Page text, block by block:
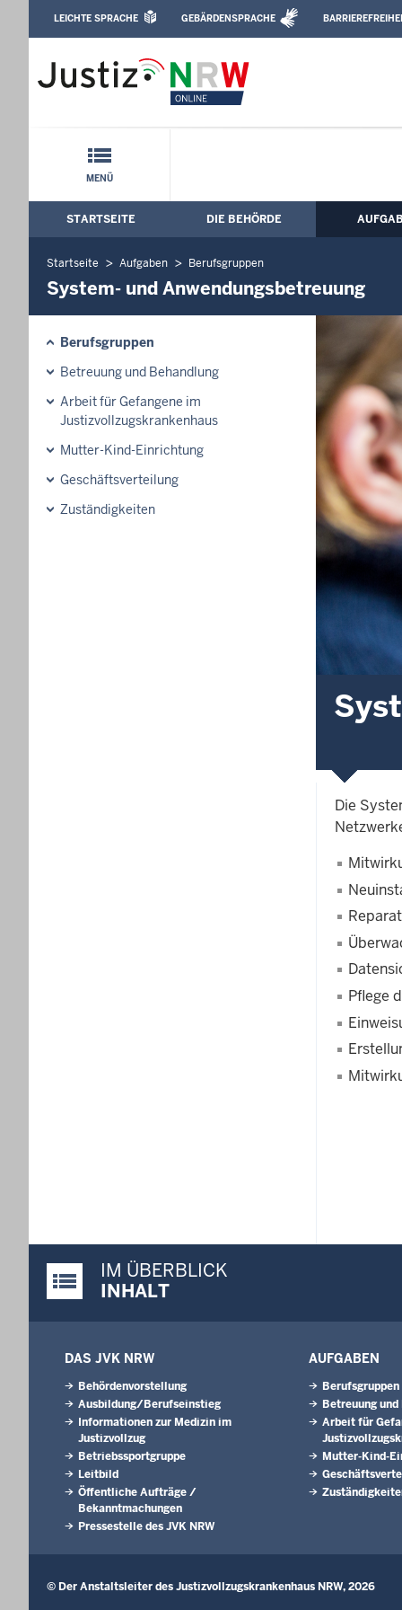
Justizvollzugskrankenhaus NRW:
Leichte Sprache, Gebärdensprachenvideo
LEICHTE SPRACHE GEBÄRDENSPRACHE
Schnellnavigation mit Volltext-Suche
MENÜ
Hauptmenü: Hauptnavigation
STARTSEITE DIE BEHÖRDE
Startseite Aufgaben Berufsgruppen
System- und Anwendungsbetreuung
Berufsgruppen
Betreuung und Behandlung
Arbeit für Gefangene im
Justizvollzugskrankenhaus
Mutter-Kind-Einrichtung
Geschäftsverteilung
Zuständigkeiten
Die
Pflege
Justiz-Portal im Überblick:
IM ÜBERBLICK
INHALT
DAS JVK NRW
Behördenvorstellung
Ausbildung/Berufseinstieg
Informationen zur Medizin im
Justizvollzug
Betriebssportgruppe
Leitbild
Öffentliche Aufträge /
Bekanntmachungen
Pressestelle des JVK NRW
AUFGABEN
Berufsgruppen
Betreuung
Arbeit für
Mutter-Kind-
© Der Anstaltsleiter des Justizvollzugskrankenhaus NRW, 2026